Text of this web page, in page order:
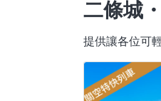
二條城
提供讓各位可